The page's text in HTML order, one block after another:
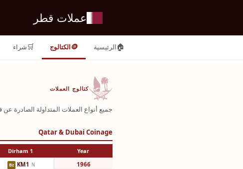
عملات قطر
🏠الرئيسية 🪙الكتالوج 🛒شراء
كتالوج العملات
جميع أنواع العملات المتداولة الصادرة
Qatar & Dubai Coinage
Year
1 Dirham
1966
KM1 N
Bz